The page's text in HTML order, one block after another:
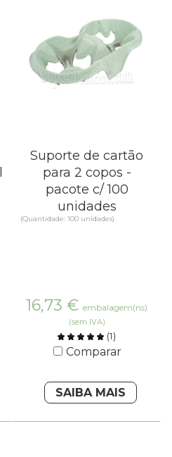
Suporte de cartão
para 2 copos -
pacote c/ 100
unidades
(Quantidade: 100 unidades)
16,73 € embalagem(ns)
(sem IVA)
(1)
Comparar
SAIBA MAIS